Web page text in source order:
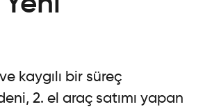
kaygılı bir süreç
2. el araç satımı yapan